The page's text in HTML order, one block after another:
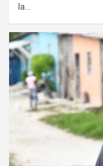
la…